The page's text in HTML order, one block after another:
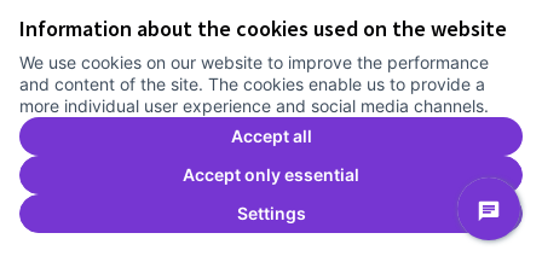
Information about the cookies used on the website
We use cookies on our website to improve the performance
and content of the site. The cookies enable us to provide a
more individual user experience and social media channels.
Accept all
Accept only essential
Settings
VoteDinamització de la participació